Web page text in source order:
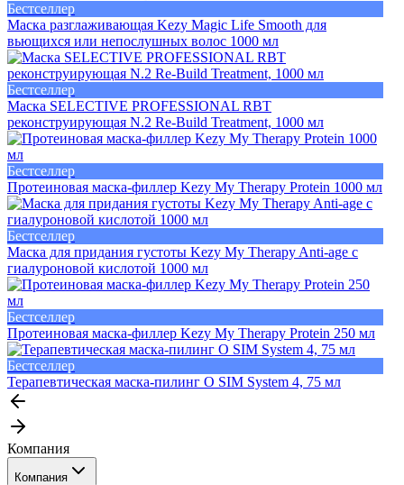
Бестселлер
Маска разглаживающая Kezy Magic Life Smooth для
вьющихся или непослушных волос 1000 мл
Бестселлер
Маска SELECTIVE PROFESSIONAL RBT
реконструирующая N.2 Re-Build Treatment, 1000 мл
Бестселлер
Протеиновая маска-филлер Kezy My Therapy Protein 1000 мл
Бестселлер
Маска для придания густоты Kezy My Therapy Anti-age с
гиалуроновой кислотой 1000 мл
Бестселлер
Протеиновая маска-филлер Kezy My Therapy Protein 250 мл
Бестселлер
Терапевтическая маска-пилинг О SIM System 4, 75 мл
Компания
Компания